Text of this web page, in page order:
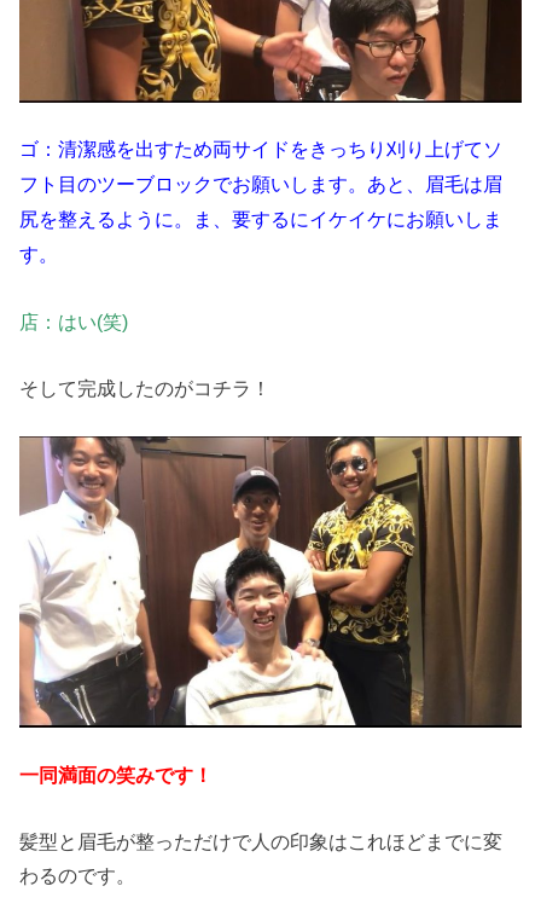
ゴ：清潔感を出すため両サイドをきっちり刈り上げてソ
フト目のツーブロックでお願いします。あと、眉毛は眉
尻を整えるように。ま、要するにイケイケにお願いしま
す。
店：はい(笑)
そして完成したのがコチラ！
一同満面の笑みです！
髪型と眉毛が整っただけで人の印象はこれほどまでに変
わるのです。